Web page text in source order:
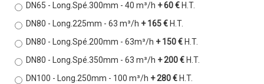
DN65 - Long.Spé.300mm - 40 m³/h + 60 € H.T.
DN80 - Long.225mm - 63 m³/h + 165 € H.T.
DN80 - Long.Spé.200mm - 63m³/h + 150 € H.T.
DN80 - Long.Spé.350mm - 63 m³/h + 200 € H.T.
DN100 - Long.250mm - 100 m³/h + 280 € H.T.